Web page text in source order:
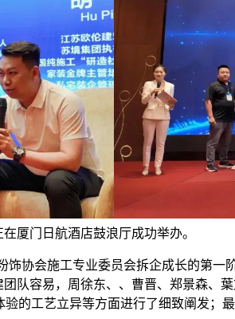
厦门日航酒店鼓浪厅成功举办。
会施工专业委员会拆企成长的第一
队容易，周徐东、、曹晋、郑景森
的工艺立异等方面进行了细致阐发；